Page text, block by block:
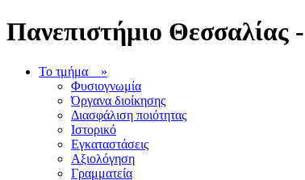
Πανεπιστήμιο Θεσσαλίας
Το τμήμα »
Φυσιογνωμία
Όργανα διοίκησης
Διασφάλιση ποιότητας
Ιστορικό
Εγκαταστάσεις
Αξιολόγηση
Γραμματεία